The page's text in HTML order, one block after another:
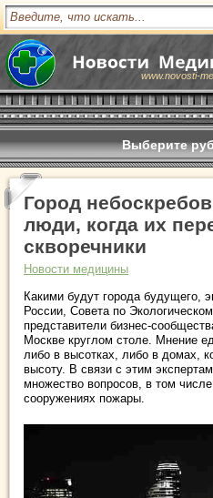
www.novosti-
Выберите
Город
люди, когда их
скворечники
Новости медицины
Какими будут города будущего,
России, Совета по
представители бизнес-
Москве круглом столе. Мнение
либо в высотках, либо в домах,
высоту. В связи с этим
множество вопросов, в том
сооружениях пожары.